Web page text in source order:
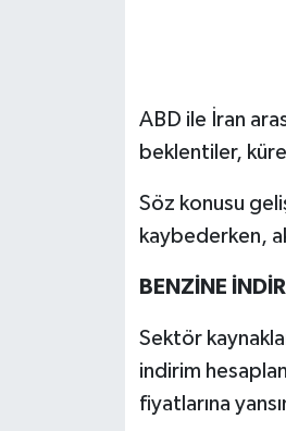
ABD ile İran
beklentiler,
Söz konusu
kaybederken,
BENZİNE
Sektör
indirim
fiyatlarına